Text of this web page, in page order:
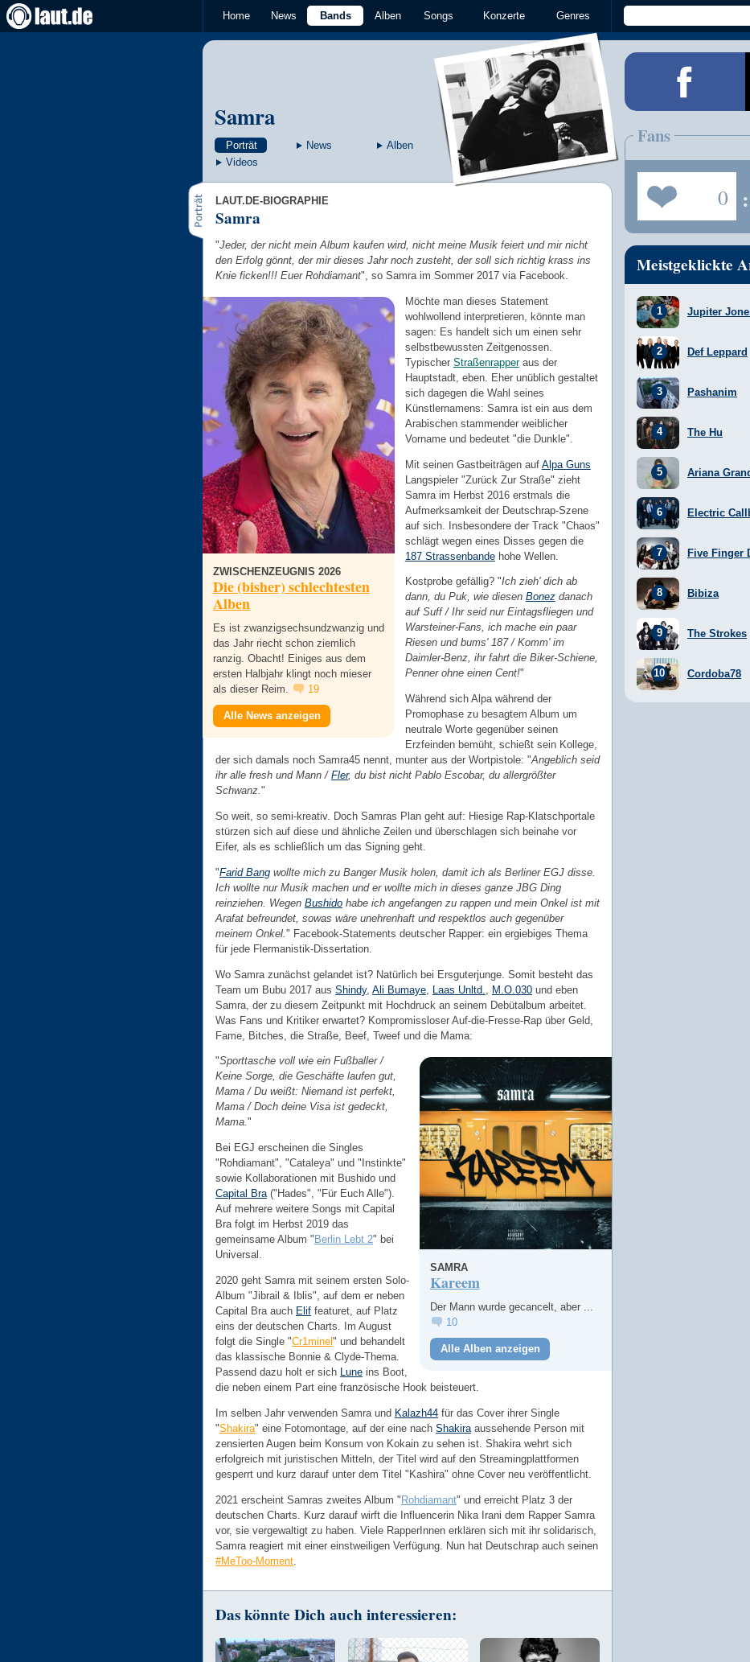
Home News Bands Alben Songs Konzerte Genres
Samra
Porträt News
Alben
Videos
LAUT.DE-BIOGRAPHIE
Samra
"Jeder, der nicht mein Album kaufen wird, nicht meine Musik feiert und mir nicht
den Erfolg gönnt, der mir dieses Jahr noch zusteht, der soll sich richtig krass ins
Knie ficken!!! Euer Rohdiamant", so Samra im Sommer 2017 via Facebook.
ZWISCHENZEUGNIS 2026
Die (bisher) schlechtesten
Alben
Es ist zwanzigsechsundzwanzig und
das Jahr riecht schon ziemlich
ranzig. Obacht! Einiges aus dem
ersten Halbjahr klingt noch mieser
als dieser Reim.
19
Alle News anzeigen
Möchte man dieses Statement
wohlwollend interpretieren, könnte man
sagen: Es handelt sich um einen sehr
selbstbewussten Zeitgenossen.
Typischer Straßenrapperaus der
Hauptstadt, eben. Eher unüblich gestaltet
sich dagegen die Wahl seines
Künstlernamens: Samra ist ein aus dem
Arabischen stammender weiblicher
Vorname und bedeutet "die Dunkle".
Mit seinen Gastbeiträgen auf Alpa Guns
Langspieler "Zurück Zur Straße" zieht
Samra im Herbst 2016 erstmals die
Aufmerksamkeit der Deutschrap-Szene
auf sich. Insbesondere der Track "Chaos"
schlägt wegen eines Disses gegen die
187 Strassenbandehohe Wellen.
Kostprobe gefällig? "Ich zieh' dich ab
dann, du Puk, wie diesen Bonezdanach
auf Suff / Ihr seid nur Eintagsfliegen und
Warsteiner-Fans, ich mache ein paar
Riesen und bums' 187 / Komm' im
Daimler-Benz, ihr fahrt die Biker-Schiene,
Penner ohne einen Cent!"
Während sich Alpa während der
Promophase zu besagtem Album um
neutrale Worte gegenüber seinen
Erzfeinden bemüht, schießt sein Kollege,
der sich damals noch Samra45 nennt, munter aus der Wortpistole: "Angeblich seid
ihr alle fresh und Mann / Fler, du bist nicht Pablo Escobar, du allergrößter
Schwanz."
So weit, so semi-kreativ. Doch Samras Plan geht auf: Hiesige Rap-Klatschportale
stürzen sich auf diese und ähnliche Zeilen und überschlagen sich beinahe vor
Eifer, als es schließlich um das Signing geht.
"Farid Bang wollte mich zu Banger Musik holen, damit ich als Berliner EGJ disse.
Ich wollte nur Musik machen und er wollte mich in dieses ganze JBG Ding
reinziehen. Wegen Bushido habe ich angefangen zu rappen und mein Onkel ist mit
Arafat befreundet, sowas wäre unehrenhaft und respektlos auch gegenüber
meinem Onkel. " Facebook-Statements deutscher Rapper: ein ergiebiges Thema
für jede Flermanistik-Dissertation.
Wo Samra zunächst gelandet ist? Natürlich bei Ersguterjunge. Somit besteht das
Team um Bubu 2017 aus Shindy, Ali Bumaye Laas Unltd. M.O.030 und eben
Samra, der zu diesem Zeitpunkt mit Hochdruck an seinem Debütalbum arbeitet.
Was Fans und Kritiker erwartet? Kompromissloser Auf-die-Fresse-Rap über Geld,
Fame, Bitches, die Straße, Beef, Tweef und die Mama:
SAMRA
Kareem
Der Mann wurde gecancelt, aber ...
10
Alle Alben anzeigen
"Sporttasche voll wie ein Fußballer /
Keine Sorge, die Geschäfte laufen gut,
Mama / Du weißt: Niemand ist perfekt,
Mama / Doch deine Visa ist gedeckt,
Mama."
Bei EGJ erscheinen die Singles
"Rohdiamant", "Cataleya" und "Instinkte"
sowie Kollaborationen mit Bushido und
Capital Bra("Hades", "Für Euch Alle").
Auf mehrere weitere Songs mit Capital
Bra folgt im Herbst 2019 das
gemeinsame Album " Berlin Lebt 2" bei
Universal.
2020 geht Samra mit seinem ersten Solo-
Album "Jibrail & Iblis", auf dem er neben
Capital Bra auch Elif featuret, auf Platz
eins der deutschen Charts. Im August
folgt die Single "Cr1minel " und behandelt
das klassische Bonnie & Clyde-Thema.
Passend dazu holt er sich
Lune ins Boot,
die neben einem Part eine französische Hook beisteuert.
Im selben Jahr verwenden Samra und Kalazh44 für das Cover ihrer Single
"Shakira" eine Fotomontage, auf der eine nach Shakira aussehende Person mit
zensierten Augen beim Konsum von Kokain zu sehen ist. Shakira wehrt sich
erfolgreich mit juristischen Mitteln, der Titel wird auf den Streamingplattformen
gesperrt und kurz darauf unter dem Titel "Kashira" ohne Cover neu veröffentlicht.
2021 erscheint Samras zweites Album "Rohdiamant" und erreicht Platz 3 der
deutschen Charts. Kurz darauf wirft die Influencerin Nika Irani dem Rapper Samra
vor, sie vergewaltigt zu haben. Viele RapperInnen erklären sich mit ihr solidarisch,
Samra reagiert mit einer einstweiligen Verfügung. Nun hat Deutschrap auch seinen
#MeToo-Moment
Das könnte Dich auch interessieren:
Fans
0 :
Meistgeklickte
Jupiter
Def Leppard
Pashanim
The Hu
Ariana
Electric
Five Finger
Bibiza
The Strokes
Cordoba78